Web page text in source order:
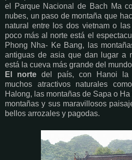
el Parque Nacional de Bach Ma
nubes, un paso de montaña que
natural entre los dos vietnam o
poco más al norte está el
Phong Nha- Ke Bang, las
antiguas de asia que dan lugar a
está la cueva más grande del
El nortedel país, con Hanoi la
muchos atractivos naturales
Halong, las montañas de Sapa o
montañas y sus maravillosos
bellos arrozales y pagodas.